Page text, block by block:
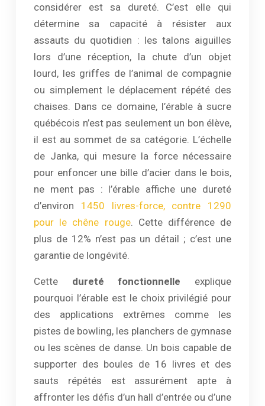
considérer est sa dureté. C’est elle qui
détermine sa capacité à résister aux
assauts du quotidien : les talons aiguilles
lors d’une réception, la chute d’un objet
lourd, les griffes de l’animal de compagnie
ou simplement le déplacement répété des
chaises. Dans ce domaine, l’érable à sucre
québécois n’est pas seulement un bon élève,
il est au sommet de sa catégorie. L’échelle
de Janka, qui mesure la force nécessaire
pour enfoncer une bille d’acier dans le bois,
ne ment pas : l’érable affiche une dureté
d’environ 1450 livres-force, contre 1290
pour le chêne rouge. Cette différence de
plus de 12% n’est pas un détail ; c’est une
garantie de longévité.
Cette dureté fonctionnelle explique
pourquoi l’érable est le choix privilégié pour
des applications extrêmes comme les
pistes de bowling, les planchers de gymnase
ou les scènes de danse. Un bois capable de
supporter des boules de 16 livres et des
sauts répétés est assurément apte à
affronter les défis d’un hall d’entrée ou d’une